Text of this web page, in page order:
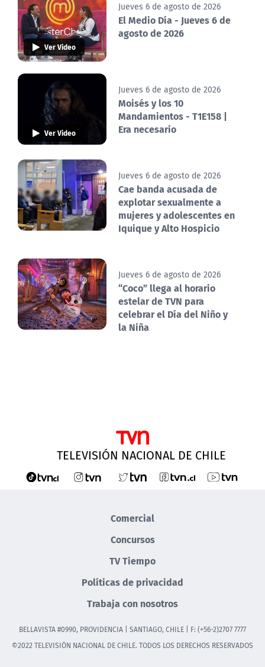
Ver Video
Jueves 6 de agosto de 2026
El Medio Día - Jueves 6 de
agosto de 2026
Ver Video
Jueves 6 de agosto de 2026
Moisés y los 10
Mandamientos - T1E158 |
Era necesario
Jueves 6 de agosto de 2026
Cae banda acusada de
explotar sexualmente a
mujeres y adolescentes en
Iquique y Alto Hospicio
Jueves 6 de agosto de 2026
“Coco” llega al horario
estelar de TVN para
celebrar el Día del Niño y
la Niña
TELEVISIÓN NACIONAL DE CHILE
Comercial
Concursos
TV Tiempo
Políticas de privacidad
Trabaja con nosotros
BELLAVISTA #0990, PROVIDENCIA | SANTIAGO, CHILE | F: (+56-2)2707 7777
©2022 TELEVISIÓN NACIONAL DE CHILE. TODOS LOS DERECHOS RESERVADOS